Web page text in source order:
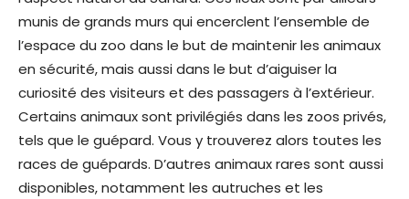
munis de grands murs qui encerclent l’ensemble de
l’espace du zoo dans le but de maintenir les animaux
en sécurité, mais aussi dans le but d’aiguiser la
curiosité des visiteurs et des passagers à l’extérieur.
Certains animaux sont privilégiés dans les zoos privés,
tels que le guépard. Vous y trouverez alors toutes les
races de guépards. D’autres animaux rares sont aussi
disponibles, notamment les autruches et les